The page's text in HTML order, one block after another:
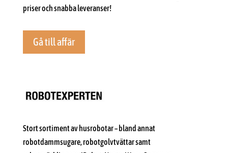
priser och snabba leveranser!
Gå till affär
Stort sortiment av husrobotar – bland annat
robotdammsugare, robotgolvtvättar samt